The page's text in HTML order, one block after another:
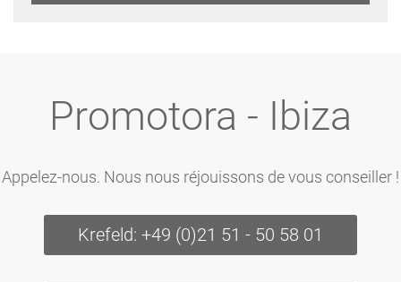
Promotora - Ibiza
Appelez-nous. Nous nous réjouissons de vous conseiller !
Krefeld: +49 (0)21 51 - 50 58 01